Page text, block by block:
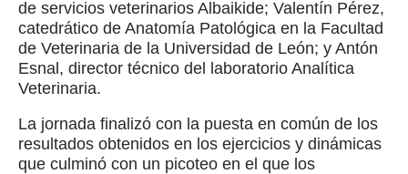
de servicios veterinarios Albaikide; Valentín Pérez,
catedrático de Anatomía Patológica en la Facultad
de Veterinaria de la Universidad de León; y Antón
Esnal, director técnico del laboratorio Analítica
Veterinaria.
La jornada finalizó con la puesta en común de los
resultados obtenidos en los ejercicios y dinámicas
que culminó con un picoteo en el que los